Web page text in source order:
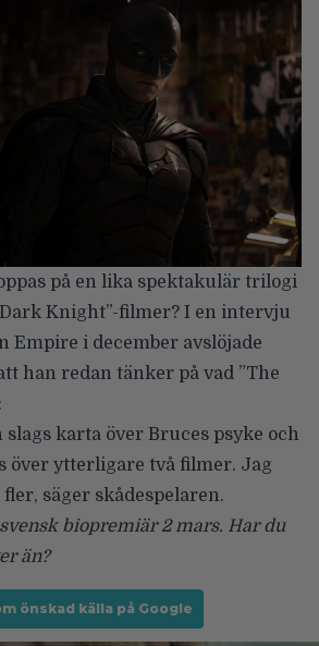
på en lika spektakulär trilogi
Dark Knight”-filmer? I en intervju
Empire i december avslöjade
han redan tänker på vad ”The
karta över Bruces psyke och
över ytterligare två filmer. Jag
säger skådespelaren.
biopremiär 2 mars. Har du
än?
önskad källa på Google